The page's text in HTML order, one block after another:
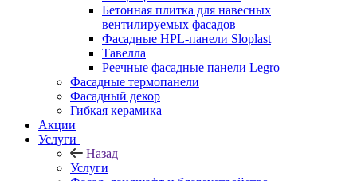
Бетонная плитка для навесных
вентилируемых фасадов
Фасадные HPL-панели Sloplast
Тавелла
Реечные фасадные панели Legro
Фасадные термопанели
Фасадный декор
Гибкая керамика
Акции
Услуги
Назад
Услуги